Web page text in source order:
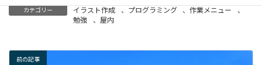
カテゴリー イラスト作成 、 プログラミング 、作業メニュー
、
勉強
、 屋内
前の記事